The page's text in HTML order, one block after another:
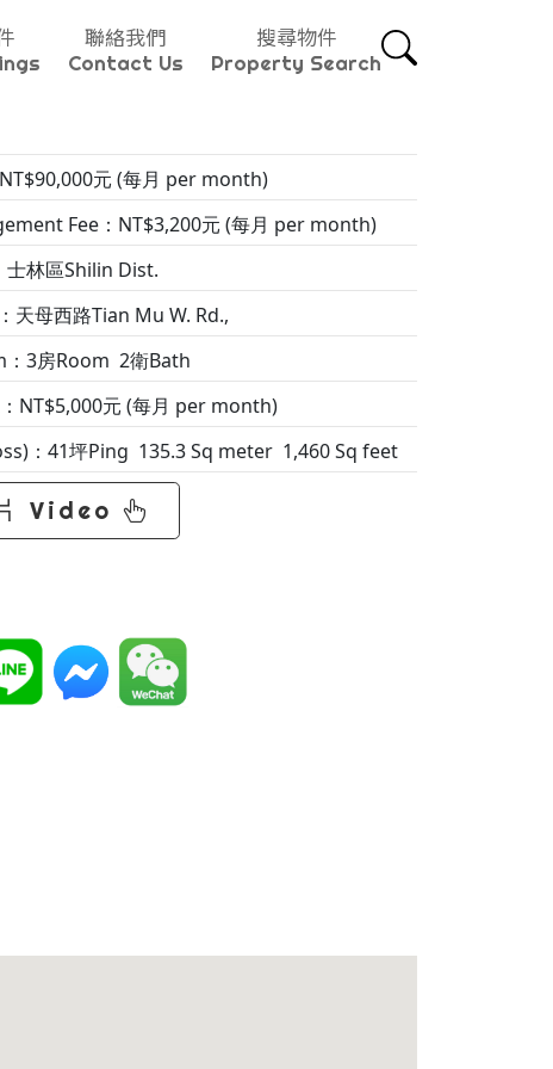
聯絡我們
Contact Us
搜尋物件
Property Search
元 (每月 per month)
Fee：NT$3,200元 (每月 per month)
林區Shilin Dist.
天母西路Tian Mu W. Rd.,
3房Room 2衛Bath
NT$5,000元 (每月 per month)
：41坪Ping 135.3 Sq meter 1,460 Sq feet
Video